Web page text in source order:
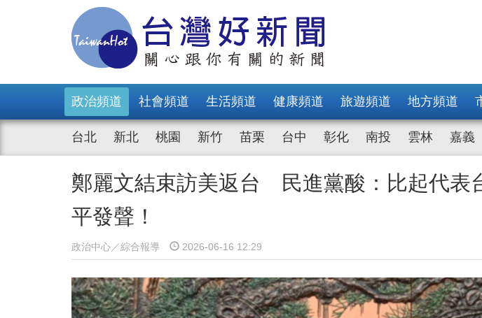
政治頻道 社會頻道 生活頻道 健康頻道 旅遊頻道 地方頻道
台北 新北 桃園 新竹 苗栗 台中 彰化 南投 雲林 嘉義
鄭麗文結束訪美返台 民進黨酸：比起代表
平發聲！
政治中心／綜合報導 2026-06-16 12:29